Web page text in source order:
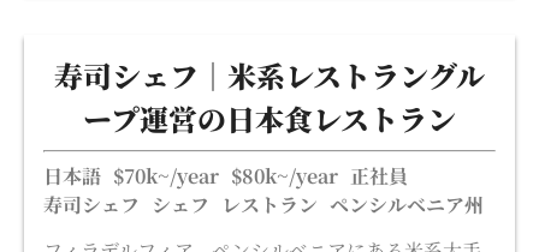
寿司シェフ｜米系レストラングル
ープ運営の日本食レストラン
日本語 $70k~/year $80k~/year 正社員
寿司シェフ
シェフ レストラン ペンシルベニア州